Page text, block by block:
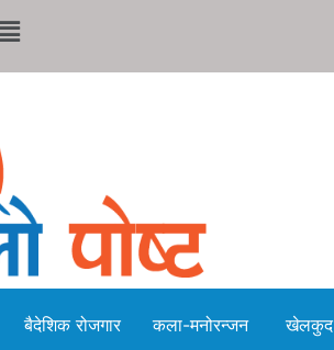
बैदेशिक रोजगार कला-मनोरन्जन खेलकुद